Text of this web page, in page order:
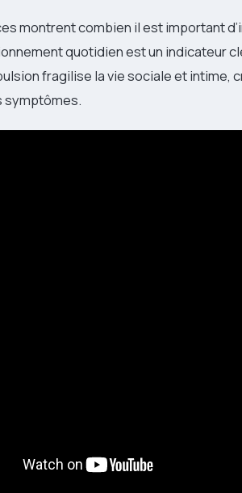
montrent combien il est important
quotidien est un indicateur
fragilise la vie sociale et intime,
symptômes.